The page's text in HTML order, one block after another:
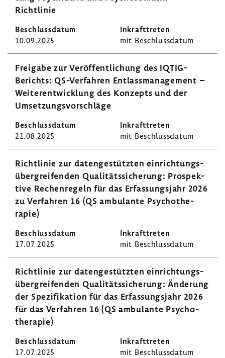
Richtlinie
10.09.2025 mit Beschluss­datum
Frei­gabe zur Veröf­fent­li­chung des IQTIG-​
Berichts: QS-​Verfahren Entlass­ma­nage­ment –
Weiter­ent­wick­lung des Konzepts und der
Umset­zungs­vor­schläge
21.08.2025 mit Beschluss­datum
Richt­linie zur daten­ge­stützten einrich­tungs­
über­grei­fenden Quali­täts­si­che­rung: Prospek­
tive Rechen­re­geln für das Erfas­sungs­jahr 2026
zu Verfahren 16 (QS ambu­lante Psycho­the­
rapie)
17.07.2025 mit Beschluss­datum
Richt­linie zur daten­ge­stützten einrich­tungs­
über­grei­fenden Quali­täts­si­che­rung: Ände­rung
der Spezi­fi­ka­tion für das Erfas­sungs­jahr 2026
für das Verfahren 16 (QS ambu­lante Psycho­
the­rapie)
17.07.2025 mit Beschluss­datum